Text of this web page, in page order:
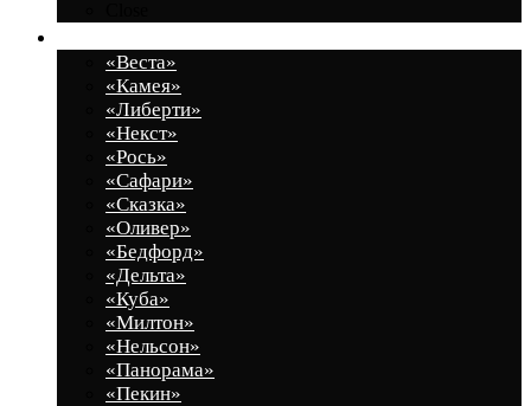
«Веста»
«Камея»
«Либерти»
«Некст»
«Рось»
«Сафари»
«Сказка»
«Оливер»
«Бедфорд»
«Дельта»
«Куба»
«Милтон»
«Нельсон»
«Панорама»
«Пекин»